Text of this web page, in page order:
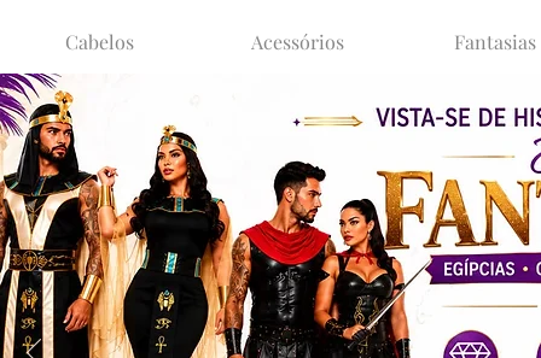
Cabelos Acessórios Fantasias